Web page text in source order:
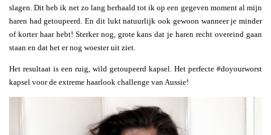
slagen. Dit heb ik net zo lang herhaald tot ik op een gegeven moment al mijn
haren had getoupeerd. En dit lukt natuurlijk ook gewoon wanneer je minder
of korter haar hebt! Sterker nog, grote kans dat je haren recht overeind gaan
staan en dat het er nog woester uit ziet.
Het resultaat is een ruig, wild getoupeerd kapsel. Het perfecte #doyourworst
kapsel voor de extreme haarlook challenge van Aussie!